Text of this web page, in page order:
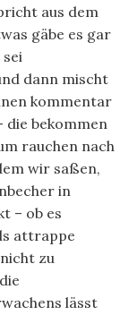
aus dem
gäbe es gar
dann mischt
kommentar
die bekommen
rauchen nach
wir saßen,
in
– ob es
attrappe
zu
lässt